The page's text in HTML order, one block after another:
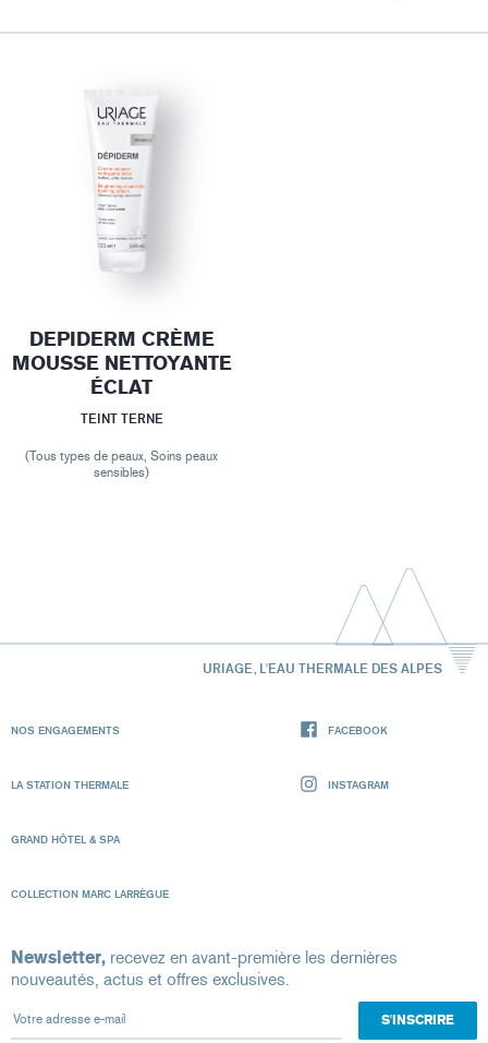
DEPIDERM CRÈME
MOUSSE NETTOYANTE
ÉCLAT
TEINT TERNE
(Tous types de peaux, Soins peaux
sensibles)
URIAGE, L'EAU THERMALE DES ALPES
NOS ENGAGEMENTS
LA STATION THERMALE
GRAND HÔTEL & SPA
COLLECTION MARC LARRÈGUE
FACEBOOK
INSTAGRAM
Newsletter, recevez en avant-première les dernières
nouveautés, actus et offres exclusives.
Votre adresse e-mail